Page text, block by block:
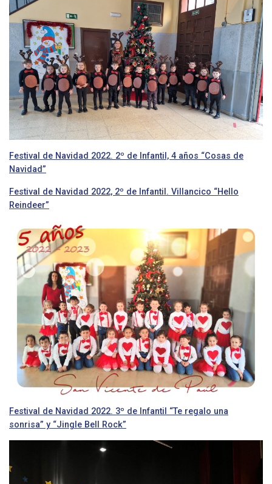
Festival de Navidad 2022. 2º de Infantil, 4 años “Cosas de
Navidad”
Festival de Navidad 2022, 2º de Infantil. Villancico “Hello
Reindeer”
Festival de Navidad 2022. 3º de Infantil “Te regalo una
sonrisa” y “Jingle Bell Rock”